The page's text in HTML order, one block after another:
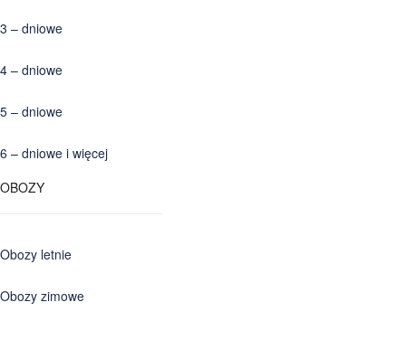
3 – dniowe
4 – dniowe
5 – dniowe
6 – dniowe i więcej
OBOZY
Obozy letnie
Obozy zimowe